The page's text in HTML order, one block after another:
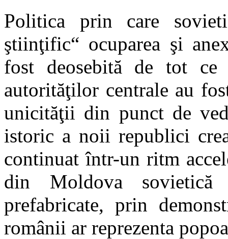
Politica prin care
ştiinţific“ ocuparea şi
fost deosebită de tot ce
autorităţilor centrale au
unicităţii din punct de
istoric a noii republici
continuat într-un ritm
din Moldova
prefabricate, prin
românii ar reprezenta